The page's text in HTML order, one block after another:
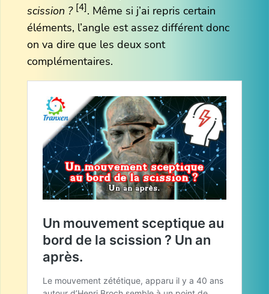
scission ? [4]. Même si j’ai repris certain
éléments, l’angle est assez différent donc
on va dire que les deux sont
complémentaires.